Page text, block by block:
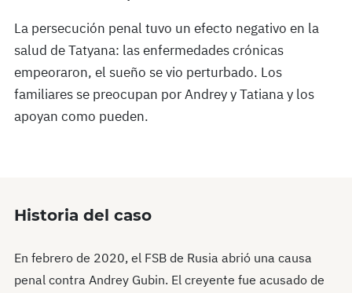
La persecución penal tuvo un efecto negativo en la
salud de Tatyana: las enfermedades crónicas
empeoraron, el sueño se vio perturbado. Los
familiares se preocupan por Andrey y Tatiana y los
apoyan como pueden.
Historia del caso
En febrero de 2020, el FSB de Rusia abrió una causa
penal contra Andrey Gubin. El creyente fue acusado de